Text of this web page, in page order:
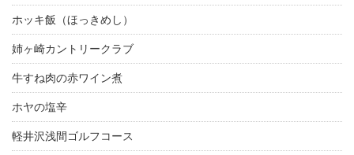
ホッキ飯（ほっきめし）
姉ヶ崎カントリークラブ
牛すね肉の赤ワイン煮
ホヤの塩辛
軽井沢浅間ゴルフコース